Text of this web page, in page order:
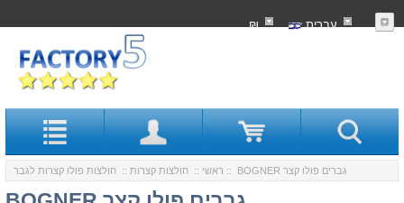
עִברִית ₪
ראשי :: חולצות קצרות :: חולצות פולו קצרות לגבר :: BOGNER גברים פולו קצר